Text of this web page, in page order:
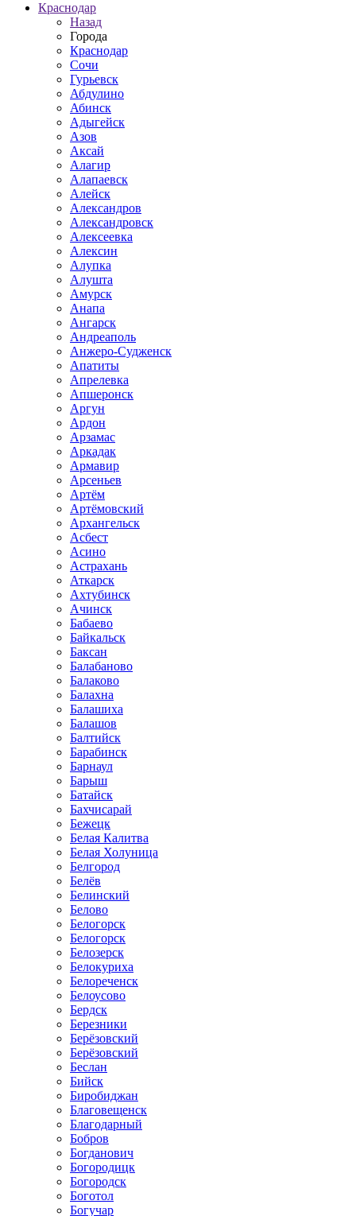
Краснодар
Назад
Города
Краснодар
Сочи
Гурьевск
Абдулино
Абинск
Адыгейск
Азов
Аксай
Алагир
Алапаевск
Алейск
Александров
Александровск
Алексеевка
Алексин
Алупка
Алушта
Амурск
Анапа
Ангарск
Андреаполь
Анжеро-Судженск
Апатиты
Апрелевка
Апшеронск
Аргун
Ардон
Арзамас
Аркадак
Армавир
Арсеньев
Артём
Артёмовский
Архангельск
Асбест
Асино
Астрахань
Аткарск
Ахтубинск
Ачинск
Бабаево
Байкальск
Баксан
Балабаново
Балаково
Балахна
Балашиха
Балашов
Балтийск
Барабинск
Барнаул
Барыш
Батайск
Бахчисарай
Бежецк
Белая Калитва
Белая Холуница
Белгород
Белёв
Белинский
Белово
Белогорск
Белогорск
Белозерск
Белокуриха
Белореченск
Белоусово
Бердск
Березники
Берёзовский
Берёзовский
Беслан
Бийск
Биробиджан
Благовещенск
Благодарный
Бобров
Богданович
Богородицк
Богородск
Боготол
Богучар